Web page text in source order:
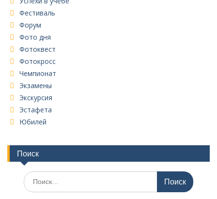
Фестиваль
Форум
Фото дня
Фотоквест
Фотокросс
Чемпионат
Экзамены
Экскурсия
Эстафета
Юбилей
Поиск
Поиск
по: